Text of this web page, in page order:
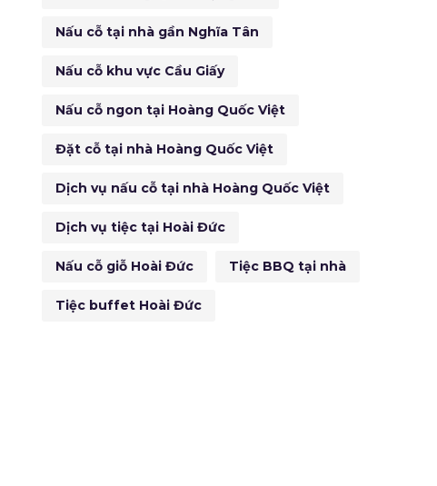
Nấu cỗ tại nhà gần Nghĩa Tân
Nấu cỗ khu vực Cầu Giấy
Nấu cỗ ngon tại Hoàng Quốc Việt
Đặt cỗ tại nhà Hoàng Quốc Việt
Dịch vụ nấu cỗ tại nhà Hoàng Quốc Việt
Dịch vụ tiệc tại Hoài Đức
Nấu cỗ giỗ Hoài Đức Tiệc BBQ tại nhà
Tiệc buffet Hoài Đức